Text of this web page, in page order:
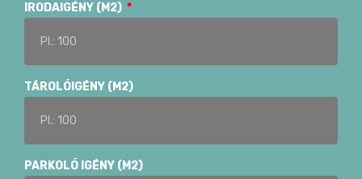
IRODAIGÉNY (M2)
TÁROLÓIGÉNY (M2)
PARKOLÓ IGÉNY (M2)